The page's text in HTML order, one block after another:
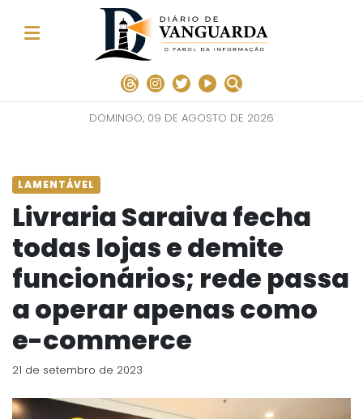
DOMINGO, 09 DE AGOSTO DE 2026
LAMENTÁVEL
Livraria Saraiva fecha
todas lojas e demite
funcionários; rede passa
a operar apenas como
e-commerce
21 de setembro de 2023